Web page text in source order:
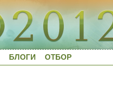
БЛОГИ ОТБОР